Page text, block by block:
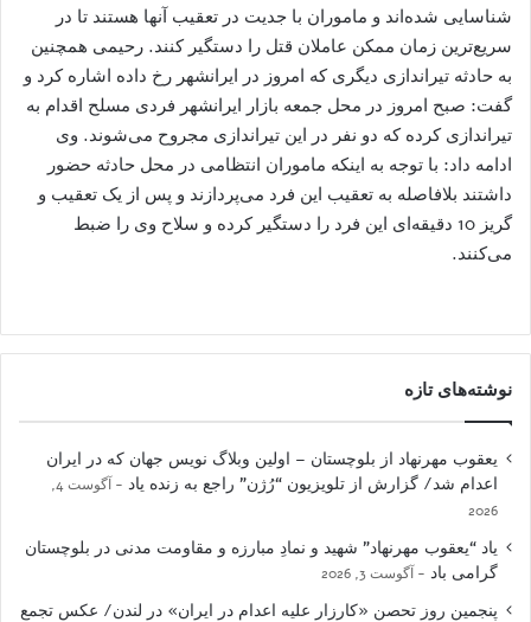
شناسایی شده‌اند و ماموران با جدیت در تعقیب آنها هستند تا در
سریع‌ترین زمان ممکن عاملان قتل را دستگیر کنند. رحیمی همچنین
به حادثه تیراندازی دیگری که امروز در ایرانشهر رخ داده اشاره کرد و
گفت: صبح امروز در محل جمعه بازار ایرانشهر فردی مسلح اقدام به
تیراندازی کرده که دو نفر در این تیراندازی مجروح می‌شوند. وی
ادامه داد: با توجه به اینکه ماموران انتظامی در محل حادثه حضور
داشتند بلافاصله به تعقیب این فرد می‌پردازند و پس از یک تعقیب و
گریز 10 دقیقه‌ای این فرد را دستگیر کرده و سلاح وی را ضبط
می‌کنند.
نوشته‌های تازه
یعقوب مهرنهاد از بلوچستان – اولین وبلاگ نویس جهان که در ایران
اعدام شد/ گزارش از تلویزیون “رُژن” راجع به زنده یاد
آگوست 4,
2026
یاد “یعقوب مهرنهاد” شهید و نمادِ مبارزه و مقاومت مدنی در بلوچستان
گرامی باد
آگوست 3, 2026
پنجمین روز تحصن «کارزار علیه اعدام در ایران» در لندن/ عکس تجمع